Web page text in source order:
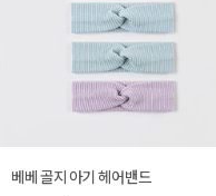
베베 골지 아기 헤어밴드